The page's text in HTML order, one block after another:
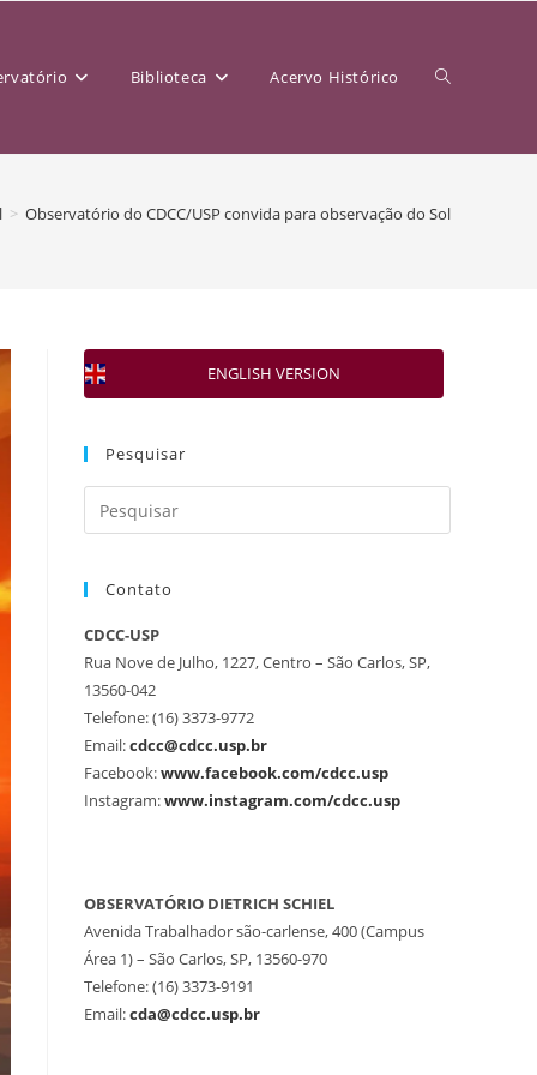
Biblioteca Acervo Histórico
> Observatório do CDCC/USP convida para observação do Sol
ENGLISH VERSION
Pesquisar
Contato
CDCC-USP
Rua Nove de Julho, 1227, Centro – São Carlos, SP,
13560-042
Telefone: (16) 3373-9772
Email:cdcc@cdcc.usp.br
Facebook:www.facebook.com/cdcc.usp
Instagram:www.instagram.com/cdcc.usp
OBSERVATÓRIO DIETRICH SCHIEL
Avenida Trabalhador são-carlense, 400 (Campus
Área 1) – São Carlos, SP, 13560-970
Telefone: (16) 3373-9191
Email:cda@cdcc.usp.br